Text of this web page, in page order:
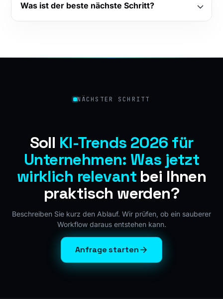
Was ist der beste nächste Schritt?
NÄCHSTER SCHRITT
Soll KI-Trends 2026 für
Unternehmen: Was jetzt
wirklich relevantbei Ihnen
praktisch werden?
Beschreiben Sie kurz den Ablauf. Wir prüfen, ob ein sauberer
Workflow daraus entstehen kann.
Anfrage starten